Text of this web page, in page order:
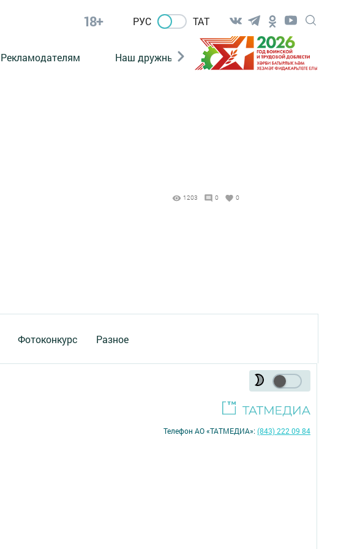
18+ РУС ТАТ
Рекламодателям Наш дружный коллектив Документы
1203 0 0
Фотоконкурс Разное
Телефон АО «ТАТМЕДИА»:(843) 222 09 84